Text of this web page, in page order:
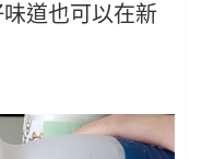
道也可以在新